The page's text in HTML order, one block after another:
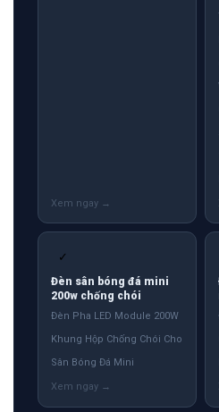
✓
Đèn sân bóng đá mini
200w chống chói
Đèn Pha LED Module 200W
Khung Hộp Chống Chói Cho
Sân Bóng Đá Mini